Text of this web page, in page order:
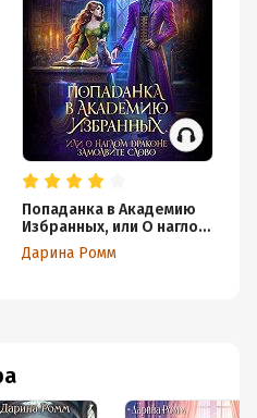
Попаданка в Академию
Избранных, или О наглом
драконе замолвите
слово
Дарина Ромм